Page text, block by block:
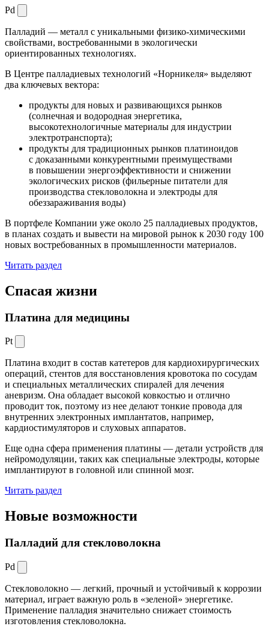
Pd
Палладий — металл с уникальными физико-химическими
свойствами, востребованными в экологически
ориентированных технологиях.
В Центре палладиевых технологий «Норникеля» выделяют
два ключевых вектора:
продукты для новых и развивающихся рынков
(солнечная и водородная энергетика,
высокотехнологичные материалы для индустрии
электротранспорта);
продукты для традиционных рынков платиноидов
с доказанными конкурентными преимуществами
в повышении энергоэффективности и снижении
экологических рисков (фильерные питатели для
производства стекловолокна и электроды для
обеззараживания воды)
В портфеле Компании уже около 25 палладиевых продуктов,
в планах создать и вывести на мировой рынок к 2030 году 100
новых востребованных в промышленности материалов.
Читать раздел
Спасая жизни
Платина для медицины
Pt
Платина входит в состав катетеров для кардиохирургических
операций, стентов для восстановления кровотока по сосудам
и специальных металлических спиралей для лечения
аневризм. Она обладает высокой ковкостью и отлично
проводит ток, поэтому из нее делают тонкие провода для
внутренних электронных имплантатов, например,
кардиостимуляторов и слуховых аппаратов.
Еще одна сфера применения платины — детали устройств для
нейромодуляции, таких как специальные электроды, которые
имплантируют в головной или спинной мозг.
Читать раздел
Новые возможности
Палладий для стекловолокна
Pd
Стекловолокно — легкий, прочный и устойчивый к коррозии
материал, играет важную роль в «зеленой» энергетике.
Применение палладия значительно снижает стоимость
изготовления стекловолокна.